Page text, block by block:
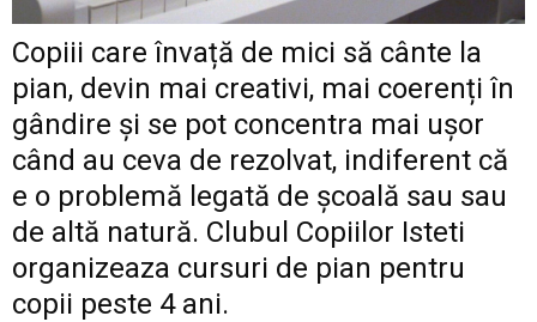
Copiii care învață de mici să cânte la
pian, devin mai creativi, mai coerenți în
gândire și se pot concentra mai ușor
când au ceva de rezolvat, indiferent că
e o problemă legată de școală sau sau
de altă natură. Clubul Copiilor Isteti
organizeaza cursuri de pian pentru
copii peste 4 ani.